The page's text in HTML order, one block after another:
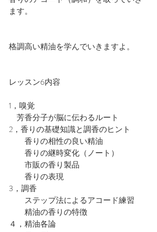
ます。
格調高い精油を学んでいきますよ。
レッスン6内容
1，嗅覚
芳香分子が脳に伝わるルート
2，香りの基礎知識と調香のヒント
香りの相性の良い精油
香りの継時変化（ノート）
市販の香り製品
香りの表現
3，調香
ステップ法によるアコード練習
精油の香りの特徴
４，精油各論